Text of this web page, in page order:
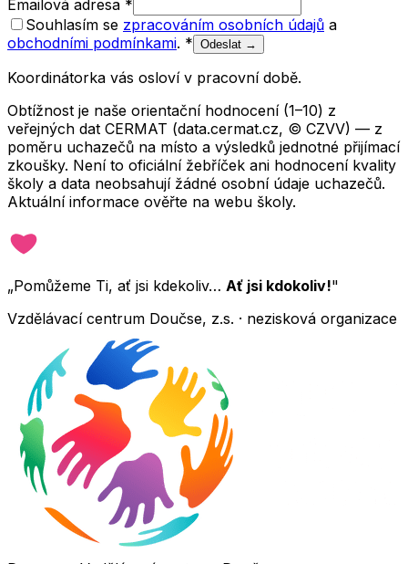
Emailová adresa *
Souhlasím se zpracováním osobních údajů a
obchodními podmínkami. * Odeslat →
Koordinátorka vás osloví v pracovní době.
Obtížnost je naše orientační hodnocení (1–10) z
veřejných dat CERMAT (data.cermat.cz, © CZVV) — z
poměru uchazečů na místo a výsledků jednotné přijímací
zkoušky. Není to oficiální žebříček ani hodnocení kvality
školy a data neobsahují žádné osobní údaje uchazečů.
Aktuální informace ověřte na webu školy.
„Pomůžeme Ti, ať jsi kdekoliv… Ať jsi kdokoliv!"
Vzdělávací centrum Doučse, z.s. · nezisková organizace